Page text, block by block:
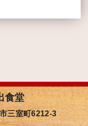
食堂
三室町6212-3